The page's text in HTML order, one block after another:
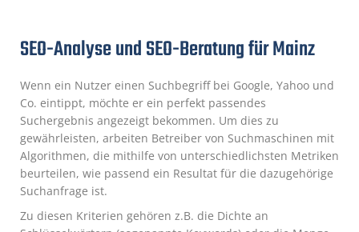
SEO-Analyse und SEO-Beratung für Mainz
Wenn ein Nutzer einen Suchbegriff bei Google, Yahoo und
Co. eintippt, möchte er ein perfekt passendes
Suchergebnis angezeigt bekommen. Um dies zu
gewährleisten, arbeiten Betreiber von Suchmaschinen mit
Algorithmen, die mithilfe von unterschiedlichsten Metriken
beurteilen, wie passend ein Resultat für die dazugehörige
Suchanfrage ist.
Zu diesen Kriterien gehören z.B. die Dichte an